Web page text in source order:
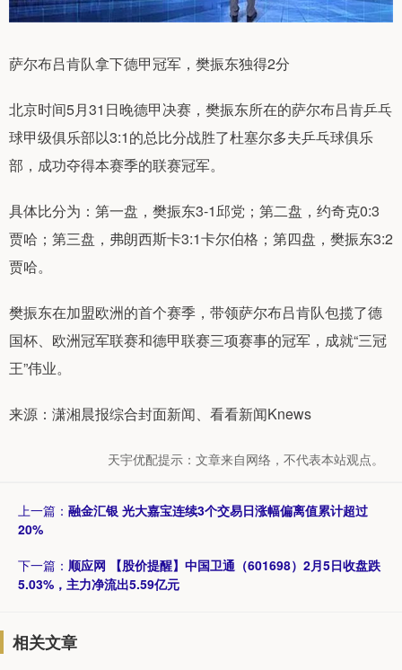
萨尔布吕肯队拿下德甲冠军，樊振东独得2分
北京时间5月31日晚德甲决赛，樊振东所在的萨尔布吕肯乒乓
球甲级俱乐部以3:1的总比分战胜了杜塞尔多夫乒乓球俱乐
部，成功夺得本赛季的联赛冠军。
具体比分为：第一盘，樊振东3-1邱党；第二盘，约奇克0:3
贾哈；第三盘，弗朗西斯卡3:1卡尔伯格；第四盘，樊振东3:2
贾哈。
樊振东在加盟欧洲的首个赛季，带领萨尔布吕肯队包揽了德
国杯、欧洲冠军联赛和德甲联赛三项赛事的冠军，成就“三冠
王”伟业。
来源：潇湘晨报综合封面新闻、看看新闻Knews
天宇优配提示：文章来自网络，不代表本站观点。
上一篇： 融金汇银 光大嘉宝连续3个交易日涨幅偏离值累计超过
20%
下一篇： 顺应网 【股价提醒】中国卫通（601698）2月5日收盘跌
5.03%，主力净流出5.59亿元
相关文章